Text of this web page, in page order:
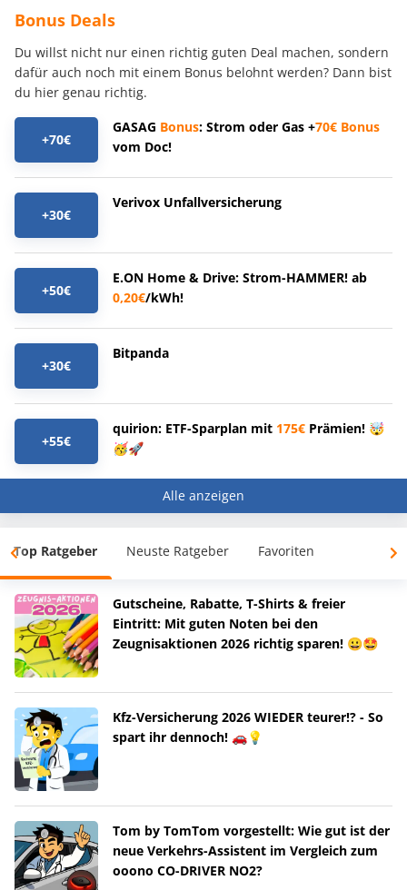
Bonus Deals
Du willst nicht nur einen richtig guten Deal machen, sondern
dafür auch noch mit einem Bonus belohnt werden? Dann bist
du hier genau richtig.
+70€
GASAG Bonus: Strom oder Gas +70€ Bonus
vom Doc!
+30€
Verivox Unfallversicherung
+50€
E.ON Home & Drive: Strom-HAMMER! ab
0,20€/kWh!
+30€
Bitpanda
+55€
quirion: ETF-Sparplan mit 175€ Prämien! 🤯
🥳🚀
Alle anzeigen
Top Ratgeber Neuste Ratgeber Favoriten
Gutscheine, Rabatte, T-Shirts & freier
Eintritt: Mit guten Noten bei den
Zeugnisaktionen 2026 richtig sparen! 😀🤩
Kfz-Versicherung 2026 WIEDER teurer!? - So
spart ihr dennoch! 🚗💡
Tom by TomTom vorgestellt: Wie gut ist der
neue Verkehrs-Assistent im Vergleich zum
ooono CO-DRIVER NO2?